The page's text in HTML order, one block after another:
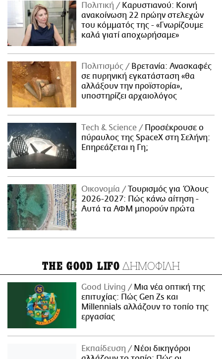
Πολιτική
Καρυστιανού: Κοινή
ανακοίνωση 22 πρώην στελεχών
του κόμματός της - «Γνωρίζουμε
καλά γιατί αποχωρήσαμε»
Πολιτισμός
Βρετανία: Ανασκαφές
σε πυρηνική εγκατάσταση «θα
αλλάξουν την προϊστορία»,
υποστηρίζει αρχαιολόγος
Τech & Science
Προσέκρουσε ο
πύραυλος της SpaceX στη Σελήνη:
Επηρεάζεται η Γη;
Οικονομία
Τουρισμός για Όλους
2026-2027: Πώς κάνω αίτηση -
Αυτά τα ΑΦΜ μπορούν πρώτα
THE GOOD LIFO ΔΗΜΟΦΙΛΗ
Good Living
Μια νέα οπτική της
επιτυχίας: Πώς Gen Zs και
Millennials αλλάζουν το τοπίο της
εργασίας
Εκπαίδευση
Νέοι δικηγόροι